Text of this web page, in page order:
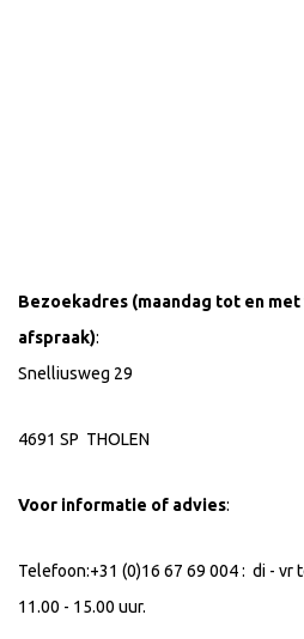
Bezoekadres (maandag tot en
afspraak):
Snelliusweg 29
4691 SP THOLEN
Voor informatie of advies:
Telefoon:+31 (0)16 67 69 004 : di - vr
11.00 - 15.00 uur.